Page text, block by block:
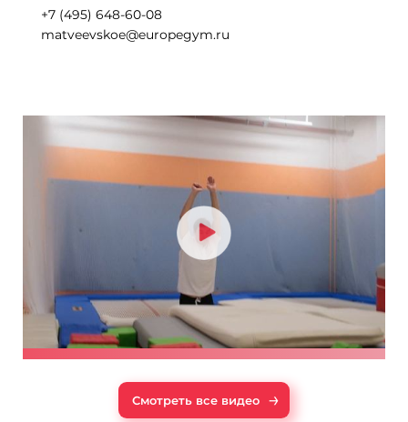
+7 (495) 648-60-08
matveevskoe@europegym.ru
Смотреть все видео →